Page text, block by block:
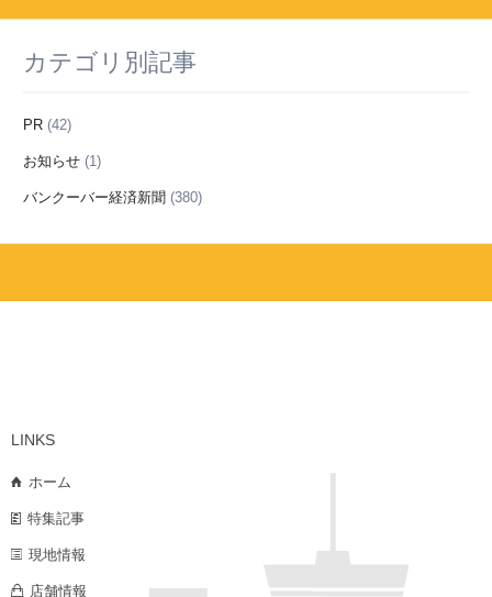
カテゴリ別記事
PR (42)
お知らせ (1)
バンクーバー経済新聞 (380)
LINKS
ホーム
特集記事
現地情報
店舗情報